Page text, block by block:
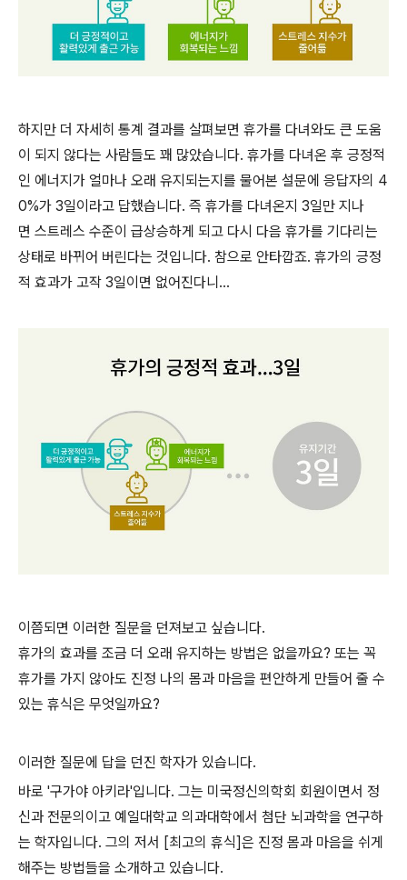
하지만 더 자세히 통계 결과를 살펴보면 휴가를 다녀와도 큰 도움
이 되지 않다는 사람들도 꽤 많았습니다. 휴가를 다녀온 후 긍정적
인 에너지가 얼마나 오래 유지되는지를 물어본 설문에 응답자의 4
0%가 3일이라고 답했습니다. 즉 휴가를 다녀온지 3일만 지나
면 스트레스 수준이 급상승하게 되고 다시 다음 휴가를 기다리는
상태로 바뀌어 버린다는 것입니다. 참으로 안타깝죠. 휴가의 긍정
적 효과가 고작 3일이면 없어진다니...
이쯤되면 이러한 질문을 던져보고 싶습니다.
휴가의 효과를 조금 더 오래 유지하는 방법은 없을까요? 또는 꼭
휴가를 가지 않아도 진정 나의 몸과 마음을 편안하게 만들어 줄 수
있는 휴식은 무엇일까요?
이러한 질문에 답을 던진 학자가 있습니다.
바로 '구가야 아키라'입니다. 그는 미국정신의학회 회원이면서 정
신과 전문의이고 예일대학교 의과대학에서 첨단 뇌과학을 연구하
는 학자입니다. 그의 저서 [최고의 휴식]은 진정 몸과 마음을 쉬게
해주는 방법들을 소개하고 있습니다.